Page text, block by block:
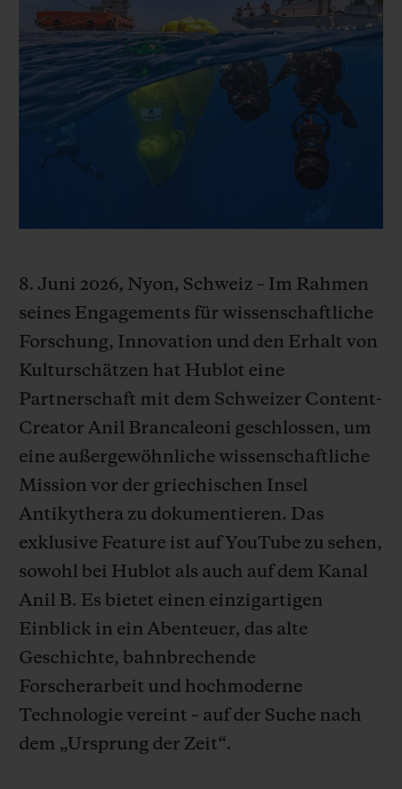
8. Juni 2026, Nyon, Schweiz – Im Rahmen
seines Engagements für wissenschaftliche
Forschung, Innovation und den Erhalt von
Kulturschätzen hat Hublot eine
Partnerschaft mit dem Schweizer Content-
Creator Anil Brancaleoni geschlossen, um
eine außergewöhnliche wissenschaftliche
Mission vor der griechischen Insel
Antikythera zu dokumentieren. Das
exklusive Feature ist auf YouTube zu sehen,
sowohl bei Hublot als auch auf dem Kanal
Anil B. Es bietet einen einzigartigen
Einblick in ein Abenteuer, das alte
Geschichte, bahnbrechende
Forscherarbeit und hochmoderne
Technologie vereint – auf der Suche nach
dem „Ursprung der Zeit“.
COLORED CERAMIC
BIG BANG
PEACH CERAMIC ESSENTIAL
EXKLUSIV
KOSTENLOSE LIEFERUNG & RÜCKSENDUNGEN
SICHERE BEZAHLUNG
KONTAKT